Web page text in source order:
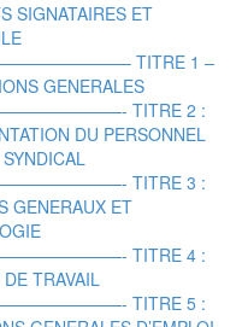
SIGNATAIRES ET
TITRE 1 –
GENERALES
TITRE 2 :
DU PERSONNEL
TITRE 3 :
GENERAUX ET
TITRE 4 :
TRAVAIL
TITRE 5 :